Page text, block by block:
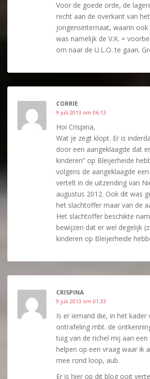
Voor de goede orde, de
recht aan de overkant van het
jongensinternaat, waarin ook
was namelijk de V.K. =
om naar de U.L.O. te gaan.
CORRIE
9 juli 2013 om 06:13
Hoi Crispina,
Wat je zegt klopt. Er is
door een aangeklaagde dat
kinderen” op Bleijerheide
volgens de aangeklaagde
vertelt in de uitzending van
augustus 2012. Ook dit was
het slachtoffer maar van de
Het slachtoffer beschikte
bewijzen dat er wel degelijk
kinderen op Bleijerheide
CRISPINA
9 juli 2013 om 01:33
Is er iemand die, in het kader
ontrafeling mbt. de
tuig van de richel mij aan
helpen op een vraag waar ik
mee rond loop, aub.
Er is hier op dit blog ooit